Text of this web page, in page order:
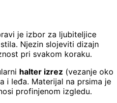
je izbor za ljubiteljice
Njezin slojeviti dizajn
pri svakom koraku.
halter izrez (vezanje oko
i leđa. Materijal na prsima je
profinjenom izgledu.